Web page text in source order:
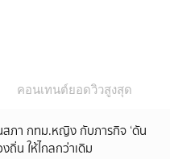
คอนเทนต์ยอดวิวสูงสุด
สภา กทม.หญิง กับภารกิจ ‘ดัน
ถิ่น ให้ไกลกว่าเดิม